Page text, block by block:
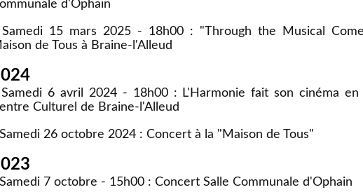
d'Ophain
15 mars 2025 - 18h00 : "Through the Musical
de Tous à Braine-l'Alleud
6 avril 2024 - 18h00 : L'Harmonie fait son cinéma en
Culturel de Braine-l'Alleud
26 octobre 2024 : Concert à la "Maison de Tous"
7 octobre - 15h00 : Concert Salle Communale d'Ophain